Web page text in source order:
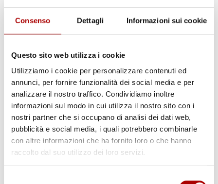
Consenso Dettagli Informazioni sui cookie
Questo sito web utilizza i cookie
Utilizziamo i cookie per personalizzare contenuti ed
annunci, per fornire funzionalità dei social media e per
analizzare il nostro traffico. Condividiamo inoltre
informazioni sul modo in cui utilizza il nostro sito con i
nostri partner che si occupano di analisi dei dati web,
pubblicità e social media, i quali potrebbero combinarle
con altre informazioni che ha fornito loro o che hanno
raccolto dal suo utilizzo dei loro servizi.
Categorie